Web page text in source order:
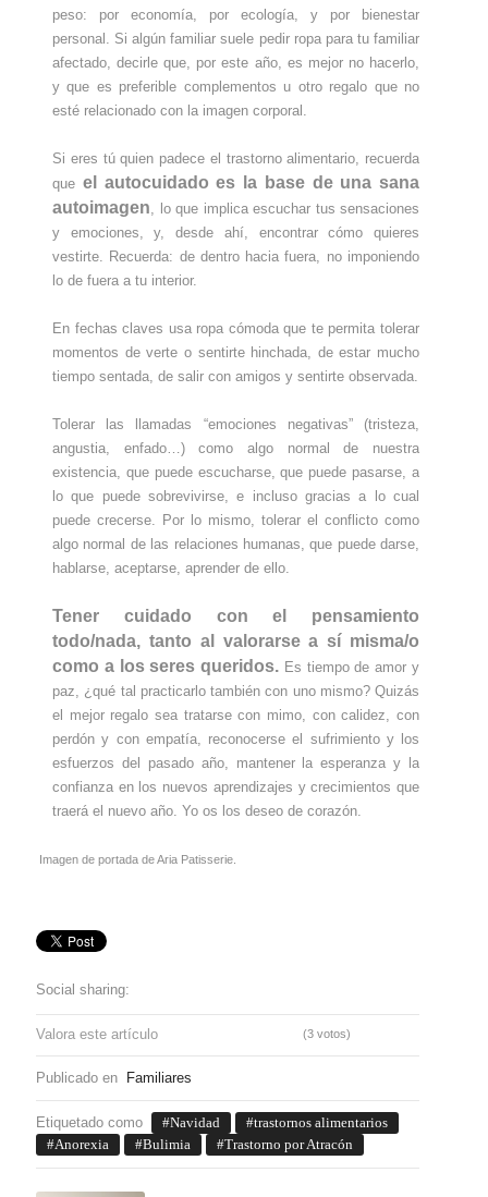
peso: por economía, por ecología, y por bienestar
personal. Si algún familiar suele pedir ropa para tu familiar
afectado, decirle que, por este año, es mejor no hacerlo,
y que es preferible complementos u otro regalo que no
esté relacionado con la imagen corporal.
Si eres tú quien padece el trastorno alimentario, recuerda
que el autocuidado es la base de una sana
autoimagen , lo que implica escuchar tus sensaciones
y emociones, y, desde ahí, encontrar cómo quieres
vestirte. Recuerda: de dentro hacia fuera, no imponiendo
lo de fuera a tu interior.
En fechas claves usa ropa cómoda que te permita tolerar
momentos de verte o sentirte hinchada, de estar mucho
tiempo sentada, de salir con amigos y sentirte observada.
Tolerar las llamadas “emociones negativas” (tristeza,
angustia, enfado…) como algo normal de nuestra
existencia, que puede escucharse, que puede pasarse, a
lo que puede sobrevivirse, e incluso gracias a lo cual
puede crecerse. Por lo mismo, tolerar el conflicto como
algo normal de las relaciones humanas, que puede darse,
hablarse, aceptarse, aprender de ello.
Tener cuidado con el pensamiento
todo/nada, tanto al valorarse a sí misma/o
como a los seres queridos. Es tiempo de amor y
paz, ¿qué tal practicarlo también con uno mismo? Quizás
el mejor regalo sea tratarse con mimo, con calidez, con
perdón y con empatía, reconocerse el sufrimiento y los
esfuerzos del pasado año, mantener la esperanza y la
confianza en los nuevos aprendizajes y crecimientos que
traerá el nuevo año. Yo os los deseo de corazón.
Imagen de portada de Aria Patisserie.
Social sharing:
Valora este artículo (3 votos)
Publicado en Familiares
Etiquetado como Navidad
trastornos alimentarios
Anorexia
Bulimia Trastorno por Atracón